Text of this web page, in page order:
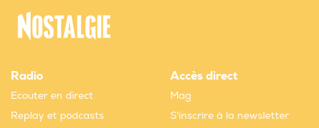
Radio
Ecouter en direct
Replay et podcasts
Accès direct
Mag
S'inscrire à la newsletter